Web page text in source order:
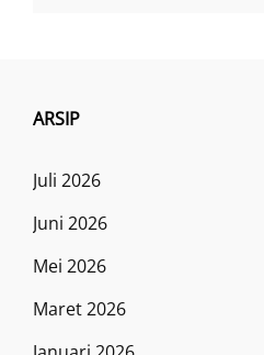
ARSIP
Juli 2026
Juni 2026
Mei 2026
Maret 2026